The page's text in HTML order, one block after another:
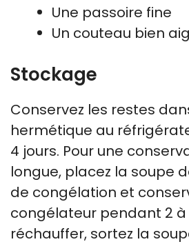
Une passoire fine
Un couteau bien
Stockage
Conservez les restes
hermétique au
4 jours. Pour une
longue, placez la soupe
de congélation et
congélateur pendant 2 à
réchauffer, sortez la